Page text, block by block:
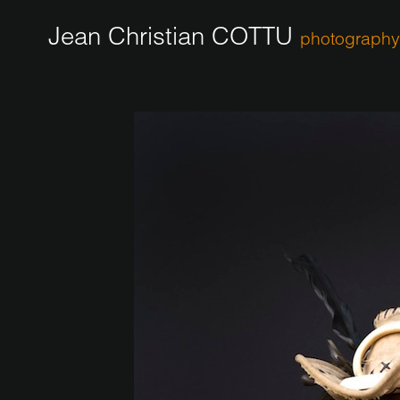
Jean Christian COTTU photography